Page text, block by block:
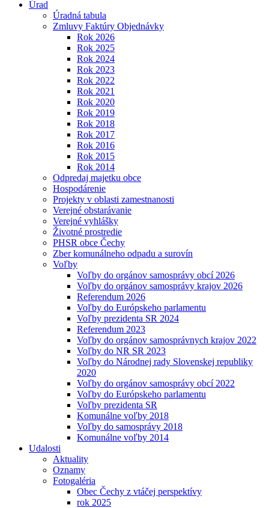
Úrad
Úradná tabula
Zmluvy Faktúry Objednávky
Rok 2026
Rok 2025
Rok 2024
Rok 2023
Rok 2022
Rok 2021
Rok 2020
Rok 2019
Rok 2018
Rok 2017
Rok 2016
Rok 2015
Rok 2014
Odpredaj majetku obce
Hospodárenie
Projekty v oblasti zamestnanosti
Verejné obstarávanie
Verejné vyhlášky
Životné prostredie
PHSR obce Čechy
Zber komunálneho odpadu a surovín
Voľby
Voľby do orgánov samosprávy obcí 2026
Voľby do orgánov samosprávy krajov 2026
Referendum 2026
Voľby do Európskeho parlamentu
Voľby prezidenta SR 2024
Referendum 2023
Voľby do orgánov samosprávnych krajov 2022
Voľby do NR SR 2023
Voľby do Národnej rady Slovenskej republiky
2020
Voľby do orgánov samosprávy obcí 2022
Voľby do Európskeho parlamentu
Voľby prezidenta SR
Komunálne voľby 2018
Voľby do samosprávy 2018
Komunálne voľby 2014
Udalosti
Aktuality
Oznamy
Fotogaléria
Obec Čechy z vtáčej perspektívy
rok 2025